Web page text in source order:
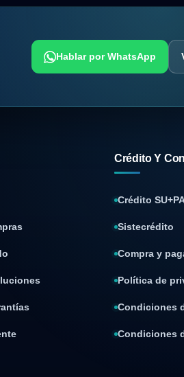
Hablar por WhatsApp
Crédito Y
Crédito
Sistecrédito
Compra y
Política de
Condiciones
Condiciones